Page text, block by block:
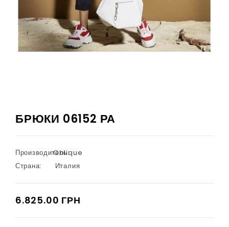
БРЮКИ 06152 РА
Производитель:
Oblique
Страна:
Италия
6.825.00 ГРН